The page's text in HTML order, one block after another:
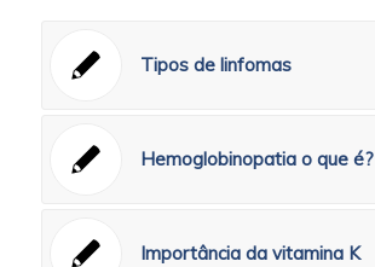
Tipos de linfomas
Hemoglobinopatia o que é?
Importância da vitamina K